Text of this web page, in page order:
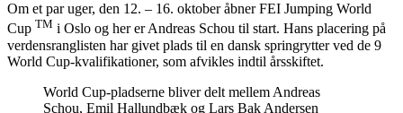
Om et par uger, den 12. – 16. oktober åbner FEI Jumping World
Cup TM i Oslo og her er Andreas Schou til start. Hans placering på
verdensranglisten har givet plads til en dansk springrytter ved de 9
World Cup-kvalifikationer, som afvikles indtil årsskiftet.
World Cup-pladserne bliver delt mellem Andreas
Schou, Emil Hallundbæk og Lars Bak Andersen